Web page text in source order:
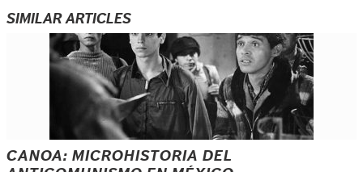
SIMILAR ARTICLES
CANOA: MICROHISTORIA DEL